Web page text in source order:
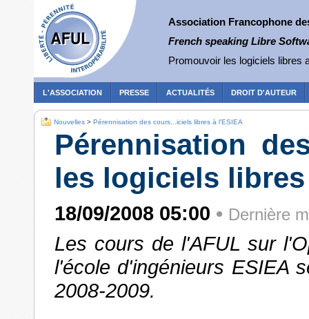
Association Francophone
French speaking Libre
Promouvoir les logiciels libres
L'ASSOCIATION PRESSE ACTUALITÉS DROIT D'AUTEUR
Nouvelles > Pérennisation des cours...iciels libres à l'ESIEA
Pérennisation
les logiciels libres
18/09/2008 05:00 • Dernière
Les cours de l'AFUL sur
l'école d'ingénieurs ESIEA
2008-2009.